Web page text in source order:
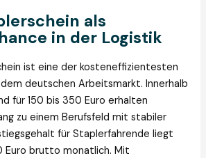
als
in der Logistik
ist eine der kosteneffizientesten
deutschen Arbeitsmarkt. Innerhalb
für 150 bis 350 Euro erhalten
zu einem Berufsfeld mit stabiler
für Staplerfahrende liegt
Euro brutto monatlich. Mit